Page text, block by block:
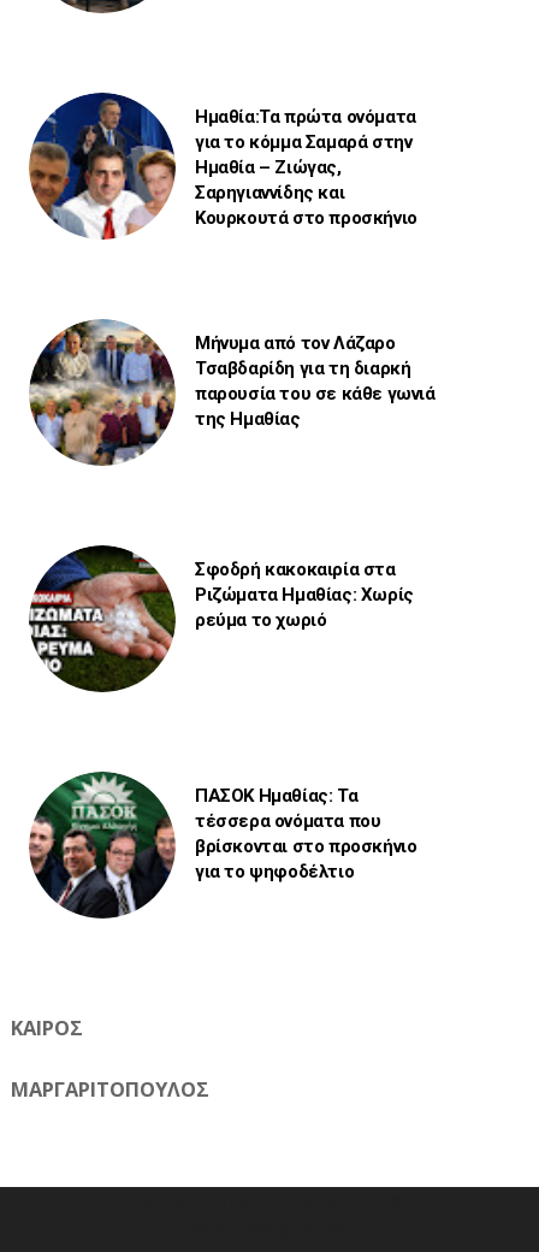
Ημαθία:Τα πρώτα ονόματα
για το κόμμα Σαμαρά στην
Ημαθία – Ζιώγας,
Σαρηγιαννίδης και
Κουρκουτά στο προσκήνιο
Μήνυμα από τον Λάζαρο
Τσαβδαρίδη για τη διαρκή
παρουσία του σε κάθε γωνιά
της Ημαθίας
Σφοδρή κακοκαιρία στα
Ριζώματα Ημαθίας: Χωρίς
ρεύμα το χωριό
ΠΑΣΟΚ Ημαθίας: Τα
τέσσερα ονόματα που
βρίσκονται στο προσκήνιο
για το ψηφοδέλτιο
ΚΑΙΡΟΣ
ΜΑΡΓΑΡΙΤΟΠΟΥΛΟΣ